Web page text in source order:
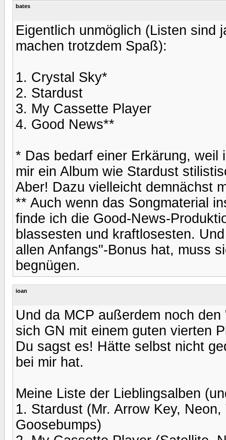
bates
Eigentlich unmöglich (Listen sind
machen trotzdem Spaß):
1. Crystal Sky*
2. Stardust
3. My Cassette Player
4. Good News**
* Das bedarf einer Erkärung,
mir ein Album wie Stardust
Aber! Dazu vielleicht demnächst
** Auch wenn das Songmaterial
finde ich die Good-News-
blassesten und kraftlosesten.
allen Anfangs"-Bonus hat, muss
begnügen.
ioan
Und da MCP außerdem noch
sich GN mit einem guten vierten
Du sagst es! Hätte selbst nicht
bei mir hat.
Meine Liste der Lieblingsalben
1. Stardust (Mr. Arrow Key,
Goosebumps)